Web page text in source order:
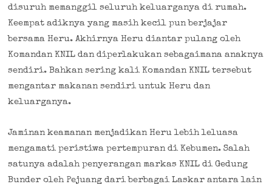
disuruh memanggil seluruh keluarganya di rumah.
Keempat adiknya yang masih kecil pun berjajar
bersama Heru. Akhirnya Heru diantar pulang oleh
Komandan KNIL dan diperlakukan sebagaimana anaknya
sendiri. Bahkan sering kali Komandan KNIL tersebut
mengantar makanan sendiri untuk Heru dan
keluarganya.
Jaminan keamanan menjadikan Heru lebih leluasa
mengamati peristiwa pertempuran di Kebumen. Salah
satunya adalah penyerangan markas KNIL di Gedung
Bunder oleh Pejuang dari berbagai Laskar antara lain